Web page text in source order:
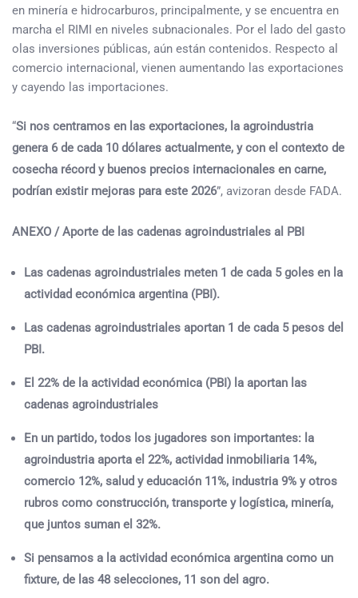
en minería e hidrocarburos, principalmente, y se encuentra en
marcha el RIMI en niveles subnacionales. Por el lado del gasto
olas inversiones públicas, aún están contenidos. Respecto al
comercio internacional, vienen aumentando las exportaciones
y cayendo las importaciones.
“Si nos centramos en las exportaciones, la agroindustria
genera 6 de cada 10 dólares actualmente, y con el contexto de
cosecha récord y buenos precios internacionales en carne,
podrían existir mejoras para este 2026”, avizoran desde FADA.
ANEXO / Aporte de las cadenas agroindustriales al PBI
Las cadenas agroindustriales meten 1 de cada 5 goles en la
actividad económica argentina (PBI).
Las cadenas agroindustriales aportan 1 de cada 5 pesos del
PBI.
El 22% de la actividad económica (PBI) la aportan las
cadenas agroindustriales
En un partido, todos los jugadores son importantes: la
agroindustria aporta el 22%, actividad inmobiliaria 14%,
comercio 12%, salud y educación 11%, industria 9% y otros
rubros como construcción, transporte y logística, minería,
que juntos suman el 32%.
Si pensamos a la actividad económica argentina como un
fixture, de las 48 selecciones, 11 son del agro.